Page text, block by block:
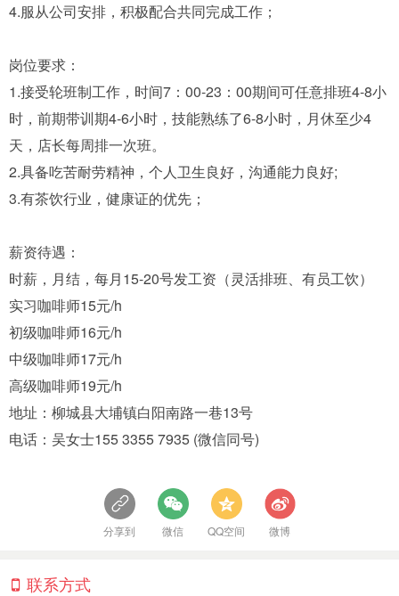
4.服从公司安排，积极配合共同完成工作；
岗位要求：
1.接受轮班制工作，时间7：00-23：00期间可任意排班4-8小
时，前期带训期4-6小时，技能熟练了6-8小时，月休至少4
天，店长每周排一次班。
2.具备吃苦耐劳精神，个人卫生良好，沟通能力良好;
3.有茶饮行业，健康证的优先；
薪资待遇：
时薪，月结，每月15-20号发工资（灵活排班、有员工饮）
实习咖啡师15元/h
初级咖啡师16元/h
中级咖啡师17元/h
高级咖啡师19元/h
地址：柳城县大埔镇白阳南路一巷13号
电话：吴女士155 3355 7935 (微信同号)
分享到 微信 QQ空间 微博
联系方式